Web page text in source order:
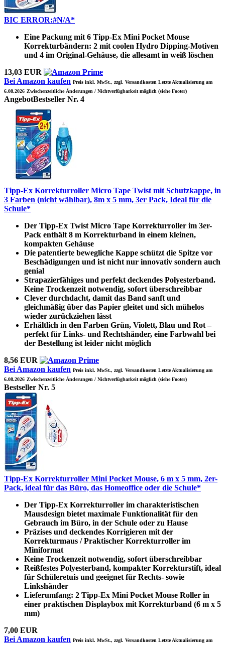
BIC ERROR:#N/A*
Eine Packung mit 6 Tipp-Ex Mini Pocket Mouse
Korrekturbändern: 2 mit coolen Hydro Dipping-Motiven
und 4 im Original-Gehäuse, die allesamt in weiß löschen
13,03 EUR
Bei Amazon kaufen Preis inkl. MwSt., zzgl. Versandkosten Letzte Aktualisierung am
6.08.2026 Zwischenzeitliche Änderungen / Nichtverfügbarkeit möglich (siehe Footer)
AngebotBestseller Nr. 4
Tipp-Ex Korrekturroller Micro Tape Twist mit Schutzkappe, in
3 Farben (nicht wählbar), 8m x 5 mm, 3er Pack, Ideal für die
Schule*
Der Tipp-Ex Twist Micro Tape Korrekturroller im 3er-
Pack enthält 8 m Korrekturband in einem kleinen,
kompakten Gehäuse
Die patentierte bewegliche Kappe schützt die Spitze vor
Beschädigungen und ist nicht nur innovativ sondern auch
genial
Strapazierfähiges und perfekt deckendes Polyesterband.
Keine Trockenzeit notwendig, sofort überschreibbar
Clever durchdacht, damit das Band sanft und
gleichmäßig über das Papier gleitet und sich mühelos
wieder zurückziehen lässt
Erhältlich in den Farben Grün, Violett, Blau und Rot –
perfekt für Links- und Rechtshänder, eine Farbwahl bei
der Bestellung ist leider nicht möglich
8,56 EUR
Bei Amazon kaufen Preis inkl. MwSt., zzgl. Versandkosten Letzte Aktualisierung am
6.08.2026 Zwischenzeitliche Änderungen / Nichtverfügbarkeit möglich (siehe Footer)
Bestseller Nr. 5
Tipp-Ex Korrekturroller Mini Pocket Mouse, 6 m x 5 mm, 2er-
Pack, ideal für das Büro, das Homeoffice oder die Schule*
Der Tipp-Ex Korrekturroller im charakteristischen
Mausdesign bietet maximale Funktionalität für den
Gebrauch im Büro, in der Schule oder zu Hause
Präzises und deckendes Korrigieren mit der
Korrekturmaus / Praktischer Korrekturroller im
Miniformat
Keine Trockenzeit notwendig, sofort überschreibbar
Reißfestes Polyesterband, kompakter Korrekturstift, ideal
für Schüleretuis und geeignet für Rechts- sowie
Linkshänder
Lieferumfang: 2 Tipp-Ex Mini Pocket Mouse Roller in
einer praktischen Displaybox mit Korrekturband (6 m x 5
mm)
7,00 EUR
Bei Amazon kaufen Preis inkl. MwSt., zzgl. Versandkosten Letzte Aktualisierung am